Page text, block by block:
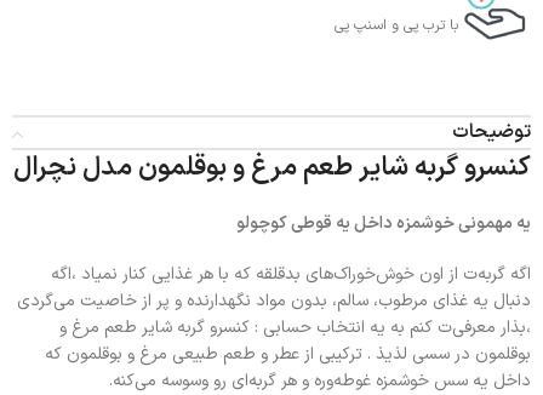
با ترب‌ پی و اسنپ پی
توضیحات
کنسرو گربه شایر طعم مرغ و بوقلمون مدل نچرال
یه مهمونی خوشمزه داخل یه قوطی کوچولو
اگه گربه‌ت از اون خوش‌خوراک‌های بدقلقه که با هر غذایی کنار نمیاد ،اگه
دنبال یه غذای مرطوب، سالم، بدون مواد نگهدارنده و پر از خاصیت می‌گردی
،بذار معرفی‌ت کنم به یه انتخاب حسابی : کنسرو گربه شایر طعم مرغ و
بوقلمون در سسی لذیذ . ترکیبی از عطر و طعم طبیعی مرغ و بوقلمون که
داخل یه سس خوشمزه غوطه‌وره و هر گربه‌ای رو وسوسه می‌کنه.